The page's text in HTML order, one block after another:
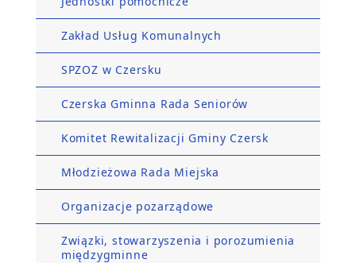
Zakład Usług Komunalnych
SPZOZ w Czersku
Czerska Gminna Rada Seniorów
Komitet Rewitalizacji Gminy Czersk
Młodzieżowa Rada Miejska
Organizacje pozarządowe
Związki, stowarzyszenia i porozumienia
międzygminne